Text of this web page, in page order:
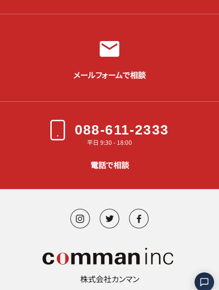
メールフォームで相談
088-611-2333
平日 9:30 - 18:00
電話で相談
株式会社カンマン